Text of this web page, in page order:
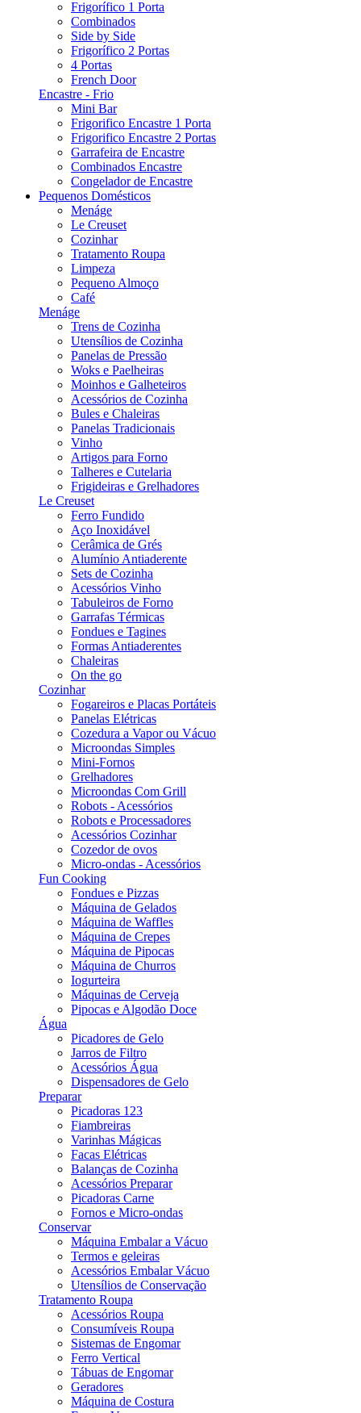
Frigorífico 1 Porta
Combinados
Side by Side
Frigorífico 2 Portas
4 Portas
French Door
Encastre - Frio
Mini Bar
Frigorifico Encastre 1 Porta
Frigorifico Encastre 2 Portas
Garrafeira de Encastre
Combinados Encastre
Congelador de Encastre
Pequenos Domésticos
Menáge
Le Creuset
Cozinhar
Tratamento Roupa
Limpeza
Pequeno Almoço
Café
Menáge
Trens de Cozinha
Utensílios de Cozinha
Panelas de Pressão
Woks e Paelheiras
Moinhos e Galheteiros
Acessórios de Cozinha
Bules e Chaleiras
Panelas Tradicionais
Vinho
Artigos para Forno
Talheres e Cutelaria
Frigideiras e Grelhadores
Le Creuset
Ferro Fundido
Aço Inoxidável
Cerâmica de Grés
Alumínio Antiaderente
Sets de Cozinha
Acessórios Vinho
Tabuleiros de Forno
Garrafas Térmicas
Fondues e Tagines
Formas Antiaderentes
Chaleiras
On the go
Cozinhar
Fogareiros e Placas Portáteis
Panelas Elétricas
Cozedura a Vapor ou Vácuo
Microondas Simples
Mini-Fornos
Grelhadores
Microondas Com Grill
Robots - Acessórios
Robots e Processadores
Acessórios Cozinhar
Cozedor de ovos
Micro-ondas - Acessórios
Fun Cooking
Fondues e Pizzas
Máquina de Gelados
Máquina de Waffles
Máquina de Crepes
Máquina de Pipocas
Máquina de Churros
Iogurteira
Máquinas de Cerveja
Pipocas e Algodão Doce
Água
Picadores de Gelo
Jarros de Filtro
Acessórios Água
Dispensadores de Gelo
Preparar
Picadoras 123
Fiambreiras
Varinhas Mágicas
Facas Elétricas
Balanças de Cozinha
Acessórios Preparar
Picadoras Carne
Fornos e Micro-ondas
Conservar
Máquina Embalar a Vácuo
Termos e geleiras
Acessórios Embalar Vácuo
Utensílios de Conservação
Tratamento Roupa
Acessórios Roupa
Consumíveis Roupa
Sistemas de Engomar
Ferro Vertical
Tábuas de Engomar
Geradores
Máquina de Costura